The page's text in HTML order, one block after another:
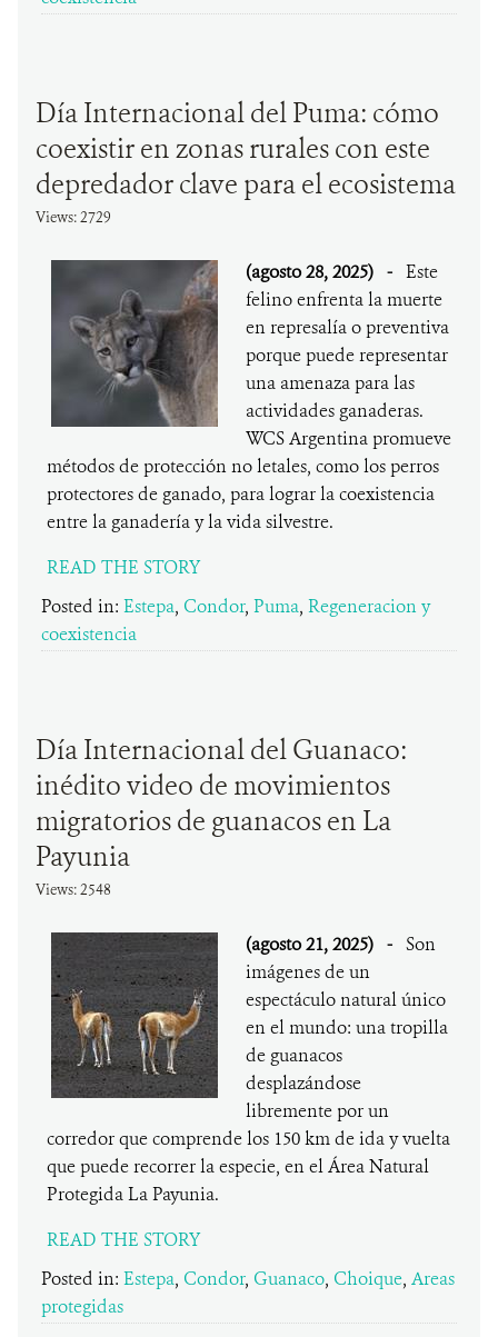
Día Internacional del Puma: cómo
coexistir en zonas rurales con este
depredador clave para el ecosistema
Views: 2729
(agosto 28, 2025) - Este
felino enfrenta la muerte
en represalía o preventiva
porque puede representar
una amenaza para las
actividades ganaderas.
WCS Argentina promueve
métodos de protección no letales, como los perros
protectores de ganado, para lograr la coexistencia
entre la ganadería y la vida silvestre.
READ THE STORY
Posted in: Estepa, Condor, Puma, Regeneracion y
coexistencia
Día Internacional del Guanaco:
inédito video de movimientos
migratorios de guanacos en La
Payunia
Views: 2548
(agosto 21, 2025) - Son
imágenes de un
espectáculo natural único
en el mundo: una tropilla
de guanacos
desplazándose
libremente por un
corredor que comprende los 150 km de ida y vuelta
que puede recorrer la especie, en el Área Natural
Protegida La Payunia.
READ THE STORY
Posted in: Estepa, Condor, Guanaco, Choique, Areas
protegidas